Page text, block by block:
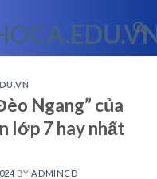
Ngang” của
lớp 7 hay nhất
BY ADMINCD